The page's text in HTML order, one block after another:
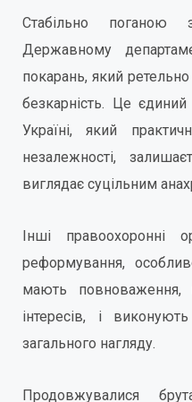
Стабільно поганою
Державному
покарань, який
безкарність. Це
Україні, який
незалежності,
виглядає суцільним
Інші правоохоронні
реформування,
мають повноваження,
інтересів, і
загального нагляду.
Продовжувалися